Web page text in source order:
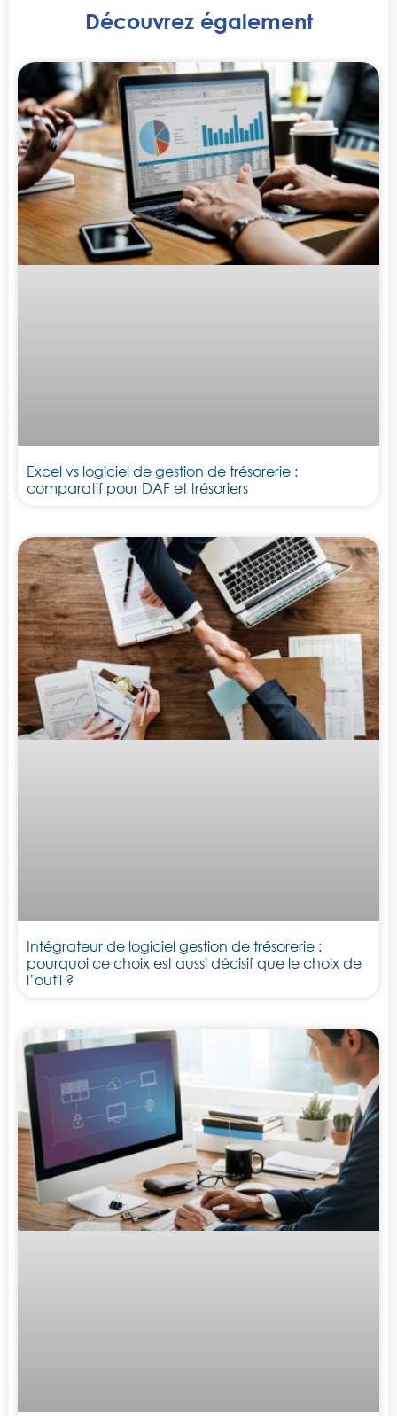
Découvrez également
Excel vs logiciel de gestion de trésorerie :
comparatif pour DAF et trésoriers
Intégrateur de logiciel gestion de trésorerie :
pourquoi ce choix est aussi décisif que le choix de
l’outil ?